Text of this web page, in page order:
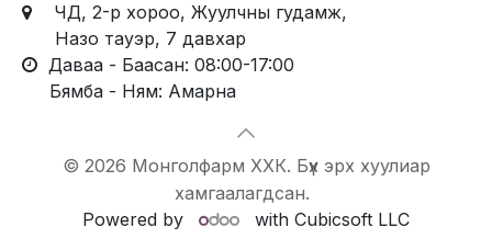
ЧД, 2-р хороо, Жуулчны гудамж,
Назо тауэр, 7 давхар
Даваа - Баасан: 08:00-17:00
Бямба - Ням: Амарна
© 2026 Монголфарм ХХК. Бүх эрх хуулиар
хамгаалагдсан.
Powered by
with Cubicsoft LLC